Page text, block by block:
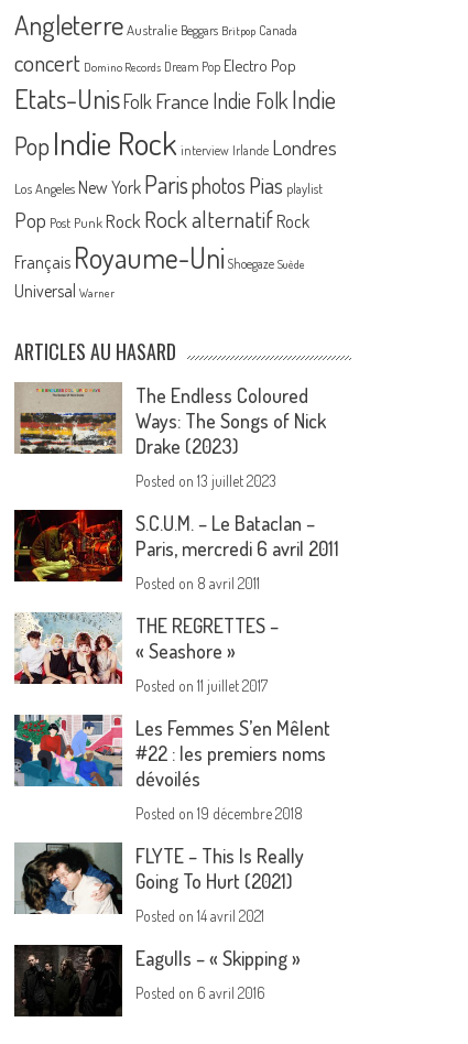
Angleterre Australie Beggars Britpop Canada
concert Domino Records Dream Pop Electro Pop
Etats-UnisFolk France Indie FolkIndie
PopIndie Rock interview Irlande Londres
Los Angeles New York Parisphotos Pias playlist
Pop Post Punk Rock Rock alternatif Rock
Français Royaume-Uni Shoegaze Suède
Universal Warner
ARTICLES AU HASARD
The Endless Coloured
Ways: The Songs of Nick
Drake (2023)
Posted on13 juillet 2023
S.C.U.M. – Le Bataclan –
Paris, mercredi 6 avril 2011
Posted on 8 avril 2011
THE REGRETTES –
« Seashore »
Posted on11 juillet 2017
Les Femmes S’en Mêlent
#22 : les premiers noms
dévoilés
Posted on19 décembre 2018
FLYTE – This Is Really
Going To Hurt (2021)
Posted on14 avril 2021
Eagulls – « Skipping »
Posted on 6 avril 2016